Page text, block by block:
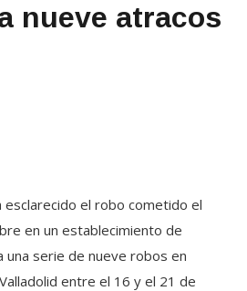
nueve atracos
esclarecido el robo cometido el
en un establecimiento de
una serie de nueve robos en
entre el 16 y el 21 de